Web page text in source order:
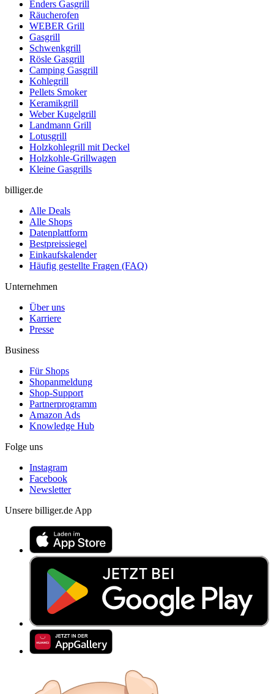
Enders Gasgrill
Räucherofen
WEBER Grill
Gasgrill
Schwenkgrill
Rösle Gasgrill
Camping Gasgrill
Kohlegrill
Pellets Smoker
Keramikgrill
Weber Kugelgrill
Landmann Grill
Lotusgrill
Holzkohlegrill mit Deckel
Holzkohle-Grillwagen
Kleine Gasgrills
billiger.de
Alle Deals
Alle Shops
Datenplattform
Bestpreissiegel
Einkaufskalender
Häufig gestellte Fragen (FAQ)
Unternehmen
Über uns
Karriere
Presse
Business
Für Shops
Shopanmeldung
Shop-Support
Partnerprogramm
Amazon Ads
Knowledge Hub
Folge uns
Instagram
Facebook
Newsletter
Unsere billiger.de App